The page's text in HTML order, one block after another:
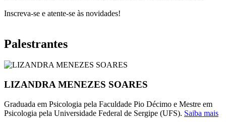
Inscreva-se e atente-se às novidades!
Palestrantes
LIZANDRA MENEZES SOARES
Graduada em Psicologia pela Faculdade Pio Décimo e Mestre em
Psicologia pela Universidade Federal de Sergipe (UFS). Saiba mais